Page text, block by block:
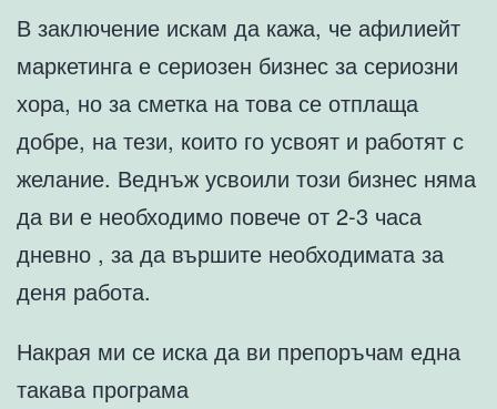
В заключение искам да кажа, че афилиейт
маркетинга е сериозен бизнес за сериозни
хора, но за сметка на това се отплаща
добре, на тези, които го усвоят и работят с
желание. Веднъж усвоили този бизнес няма
да ви е необходимо повече от 2-3 часа
дневно , за да вършите необходимата за
деня работа.
Накрая ми се иска да ви препоръчам една
такава програма